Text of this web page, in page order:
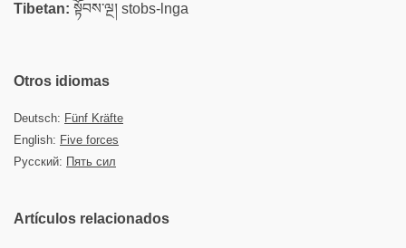
Tibetan: སྟོབས་ལྔ། stobs-lnga
Otros idiomas
Deutsch: Fünf Kräfte
English: Five forces
Русский: Пять сил
Artículos relacionados